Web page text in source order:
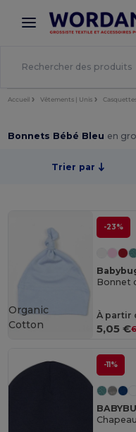
× Appli Wordans
Meilleurs prix sur
Accueil Vêtements | Unis
Bonnets Bébé Bleu en
Trier par
-23%
Bonnet
À partir
5,05 €
Organic
Cotton
-11%